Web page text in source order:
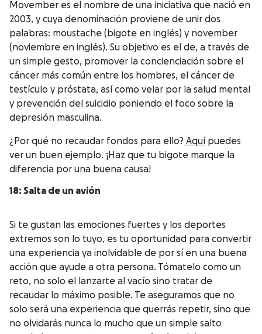
Movember es el nombre de una iniciativa que nació en
2003, y cuya denominación proviene de unir dos
palabras: moustache (bigote en inglés) y november
(noviembre en inglés). Su objetivo es el de, a través de
un simple gesto, promover la concienciación sobre el
cáncer más común entre los hombres, el cáncer de
testículo y próstata, así como velar por la salud mental
y prevención del suicidio poniendo el foco sobre la
depresión masculina.
¿Por qué no recaudar fondos para ello? Aquí puedes
ver un buen ejemplo. ¡Haz que tu bigote marque la
diferencia por una buena causa!
18: Salta de un avión
Si te gustan las emociones fuertes y los deportes
extremos son lo tuyo, es tu oportunidad para convertir
una experiencia ya inolvidable de por sí en una buena
acción que ayude a otra persona. Tómatelo como un
reto, no solo el lanzarte al vacío sino tratar de
recaudar lo máximo posible. Te aseguramos que no
solo será una experiencia que querrás repetir, sino que
no olvidarás nunca lo mucho que un simple salto